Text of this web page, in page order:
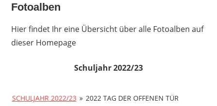
Fotoalben
Hier findet Ihr eine Übersicht über alle Fotoalben auf
dieser Homepage
Schuljahr 2022/23
SCHULJAHR 2022/23 » 2022 TAG DER OFFENEN TÜR